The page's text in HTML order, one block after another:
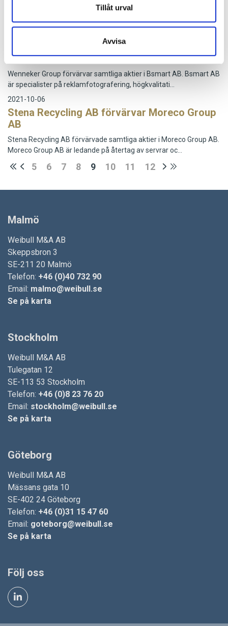
Tillåt urval
Avvisa
Investment AB Latour genom sitt helägda dotterbolag Hultafors
Group AB förvärvar 100% av aktierna i Telesteps AB. Te…
Holländska nätverket Wenneker Group
förvärvar Bsmart AB
Wenneker Group förvärvar samtliga aktier i Bsmart AB. Bsmart AB
är specialister på reklamfotografering, högkvalitati…
2021-10-06
Stena Recycling AB förvärvar Moreco Group
AB
Stena Recycling AB förvärvade samtliga aktier i Moreco Group AB.
Moreco Group AB är ledande på återtag av servrar oc…
5 6 7 8 9 10 11 12
Malmö
Weibull M&A AB
Skeppsbron 3
SE-211 20 Malmö
Telefon: +46 (0)40 732 90
Email: malmo@weibull.se
Se på karta
Stockholm
Weibull M&A AB
Tulegatan 12
SE-113 53 Stockholm
Telefon: +46 (0)8 23 76 20
Email: stockholm@weibull.se
Se på karta
Göteborg
Weibull M&A AB
Mässans gata 10
SE-402 24 Göteborg
Telefon: +46 (0)31 15 47 60
Email: goteborg@weibull.se
Se på karta
Följ oss